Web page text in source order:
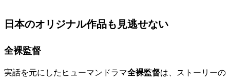
日本のオリジナル作品も見逃せない
全裸監督
実話を元にしたヒューマンドラマ全裸監督は、ストーリーの